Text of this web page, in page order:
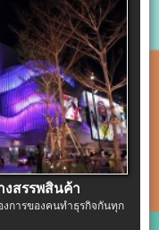
งสรรพสินค้า
การของคนทำธุรกิจกันทุก